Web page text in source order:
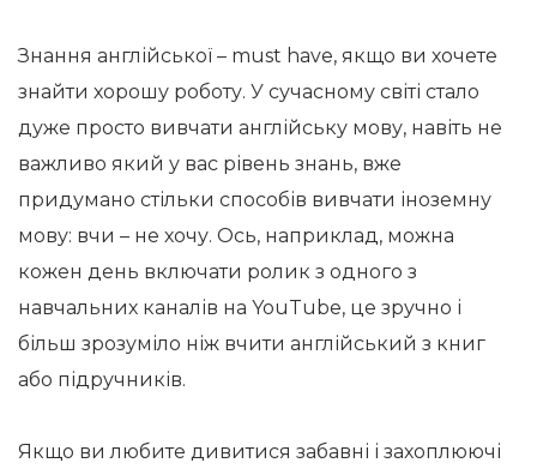
Знання англійської – must have, якщо ви хочете
знайти хорошу роботу. У сучасному світі стало
дуже просто вивчати англійську мову, навіть не
важливо який у вас рівень знань, вже
придумано стільки способів вивчати іноземну
мову: вчи – не хочу. Ось, наприклад, можна
кожен день включати ролик з одного з
навчальних каналів на YouTube, це зручно і
більш зрозуміло ніж вчити англійський з книг
або підручників.
Якщо ви любите дивитися забавні і захоплюючі